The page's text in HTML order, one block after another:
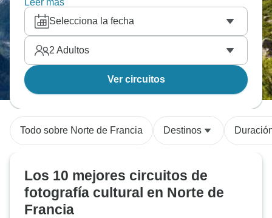
Leer más
Selecciona la fecha
2 Adultos
Ver circuitos
Todo sobre Norte de Francia Destinos
Los 10 mejores circuitos de
fotografía cultural en Norte de
Francia